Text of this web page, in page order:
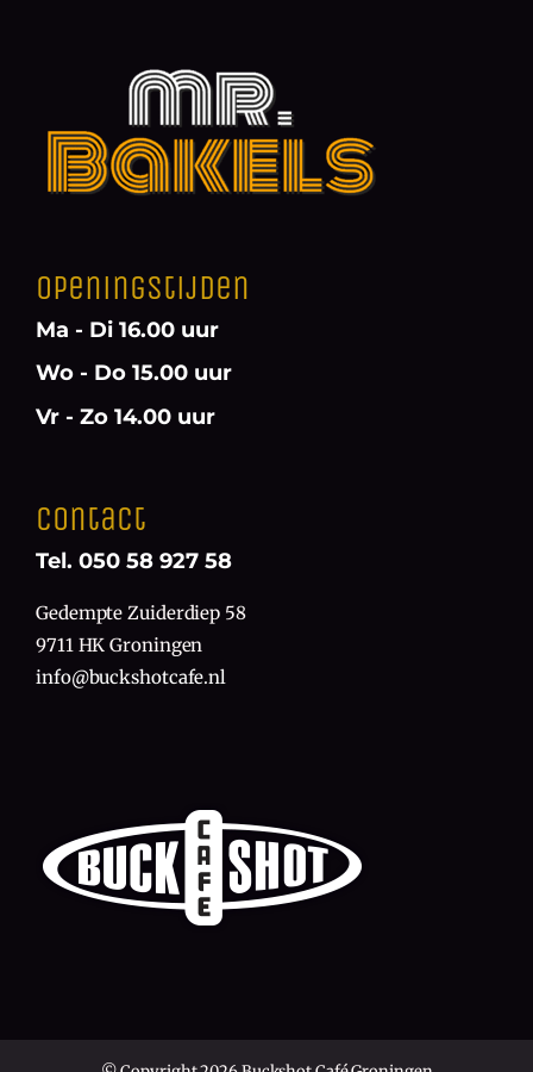
Openingstijden
Ma - Di 16.00 uur
Wo - Do 15.00 uur
Vr - Zo 14.00 uur
Contact
Tel. 050 58 927 58
Gedempte Zuiderdiep 58
9711 HK Groningen
info@buckshotcafe.nl